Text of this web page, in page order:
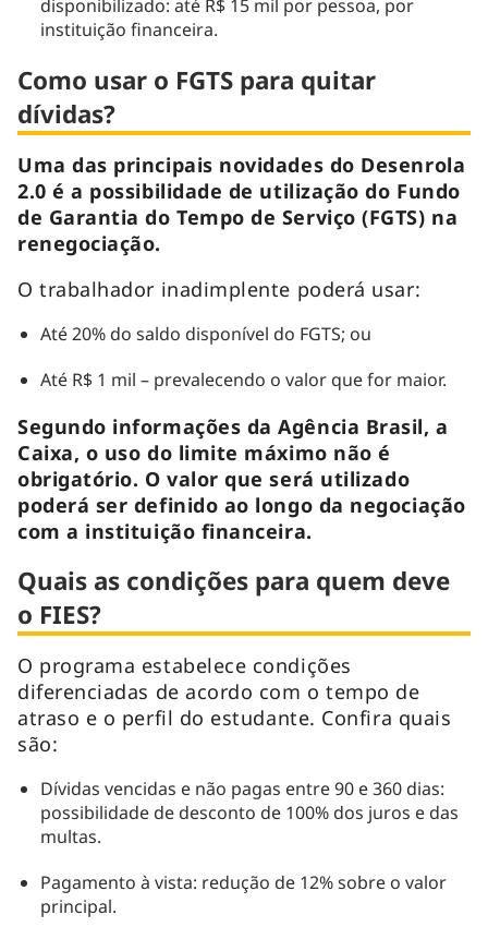
disponibilizado: até R$ 15 mil por pessoa, por
instituição financeira.
Como usar o FGTS para quitar
dívidas?
Uma das principais novidades do Desenrola
2.0 é a possibilidade de utilização do Fundo
de Garantia do Tempo de Serviço (FGTS) na
renegociação.
O trabalhador inadimplente poderá usar:
Até 20% do saldo disponível do FGTS; ou
Até R$ 1 mil – prevalecendo o valor que for maior.
Segundo informações da Agência Brasil, a
Caixa, o uso do limite máximo não é
obrigatório. O valor que será utilizado
poderá ser definido ao longo da negociação
com a instituição financeira.
Quais as condições para quem deve
o FIES?
O programa estabelece condições
diferenciadas de acordo com o tempo de
atraso e o perfil do estudante. Confira quais
são:
Dívidas vencidas e não pagas entre 90 e 360 dias:
possibilidade de desconto de 100% dos juros e das
multas.
Pagamento à vista: redução de 12% sobre o valor
principal.